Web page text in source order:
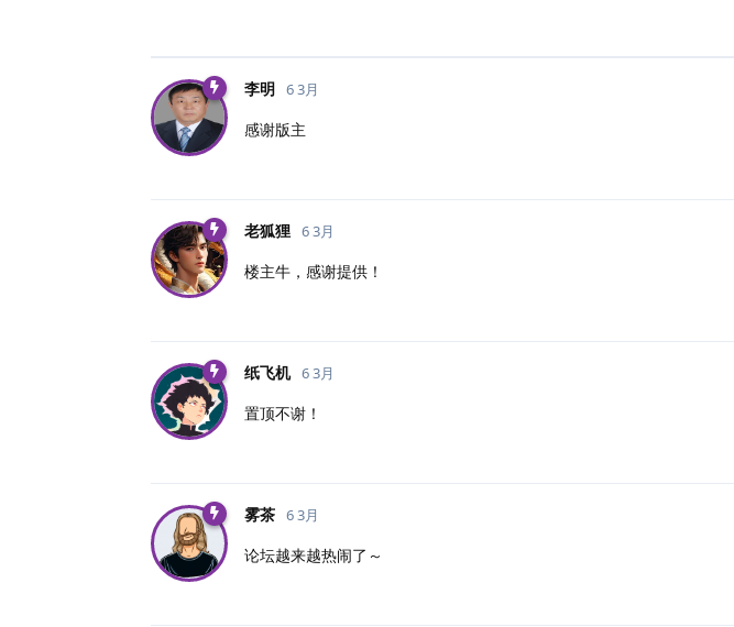
李明 6 3月
感谢版主
老狐狸 6 3月
楼主牛，感谢提供！
纸飞机 6 3月
置顶不谢！
雾茶 6 3月
论坛越来越热闹了～